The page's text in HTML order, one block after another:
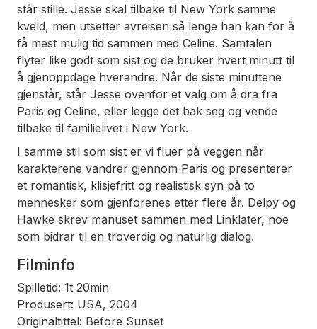
står stille. Jesse skal tilbake til New York samme
kveld, men utsetter avreisen så lenge han kan for å
få mest mulig tid sammen med Celine. Samtalen
flyter like godt som sist og de bruker hvert minutt til
å gjenoppdage hverandre. Når de siste minuttene
gjenstår, står Jesse ovenfor et valg om å dra fra
Paris og Celine, eller legge det bak seg og vende
tilbake til familielivet i New York.
I samme stil som sist er vi fluer på veggen når
karakterene vandrer gjennom Paris og presenterer
et romantisk, klisjefritt og realistisk syn på to
mennesker som gjenforenes etter flere år. Delpy og
Hawke skrev manuset sammen med Linklater, noe
som bidrar til en troverdig og naturlig dialog.
Filminfo
Spilletid: 1t 20min
Produsert: USA, 2004
Originaltittel: Before Sunset